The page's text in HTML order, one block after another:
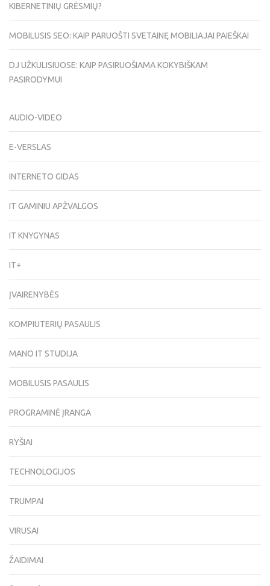
KIBERNETINIŲ GRĖSMIŲ?
MOBILUSIS SEO: KAIP PARUOŠTI SVETAINĘ MOBILIAJAI PAIEŠKAI
DJ UŽKULISIUOSE: KAIP PASIRUOŠIAMA KOKYBIŠKAM
PASIRODYMUI
AUDIO-VIDEO
E-VERSLAS
INTERNETO GIDAS
IT GAMINIU APŽVALGOS
IT KNYGYNAS
IT+
ĮVAIRENYBĖS
KOMPIUTERIŲ PASAULIS
MANO IT STUDIJA
MOBILUSIS PASAULIS
PROGRAMINĖ ĮRANGA
RYŠIAI
TECHNOLOGIJOS
TRUMPAI
VIRUSAI
ŽAIDIMAI